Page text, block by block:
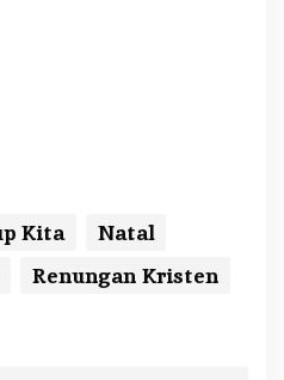
Kita
Natal
Renungan Kristen